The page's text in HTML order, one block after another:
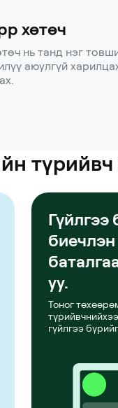
хөтөч
нь танд нэг
аюулгүй
Гүйлгээ
биечлэн
уу.
Тоног
гүйлгээ